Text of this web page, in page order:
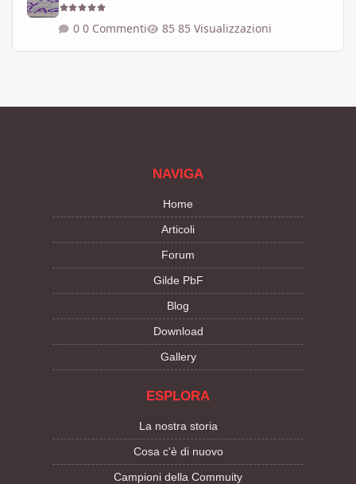
0 Commenti 85 Visualizzazioni
NAVIGA
Home
Articoli
Forum
Gilde PbF
Blog
Download
Gallery
ESPLORA
La nostra storia
Cosa c'è di nuovo
Campioni della Commuity